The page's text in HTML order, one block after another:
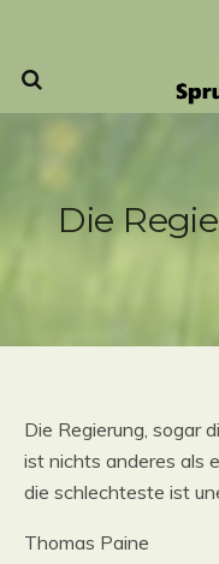
Die
Die Regierung, sogar
ist nichts anderes als
die schlechteste ist
Thomas Paine